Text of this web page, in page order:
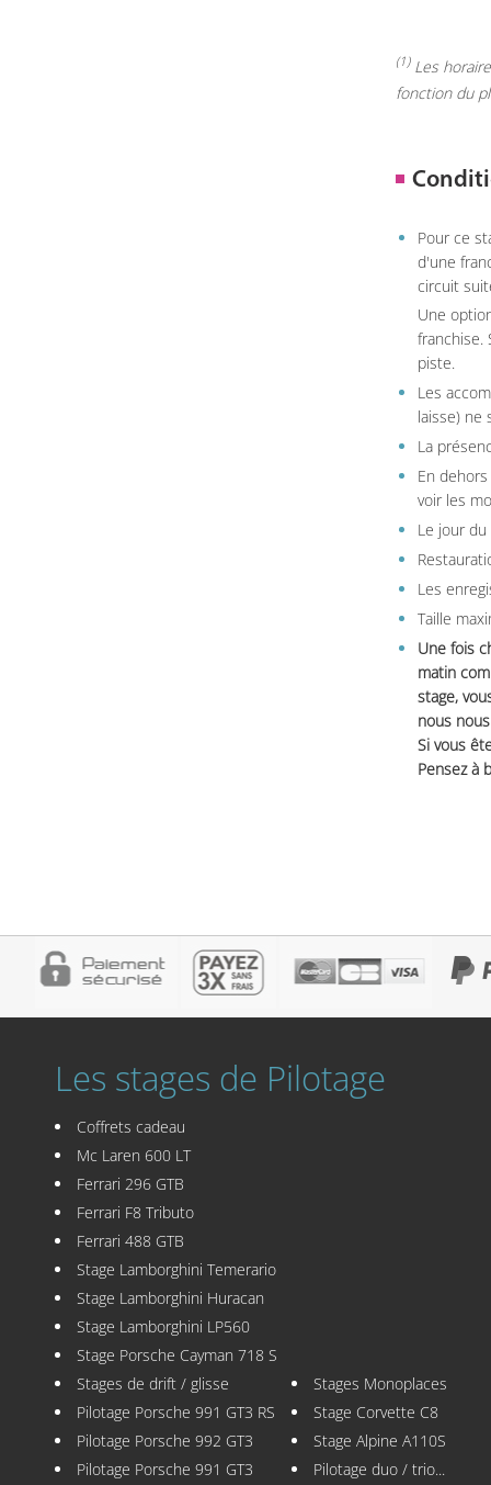
(1)Les
fonction du
Pour ce
d'une
circuit
Une
franchise.
piste.
Les
laisse) ne
La
En
voir les
Le jour
Les
Taille
Une fois
matin
stage,
nous
Si vous
Pensez à
Les stages de Pilotage
Coffrets cadeau
Mc Laren 600 LT
Ferrari 296 GTB
Ferrari F8 Tributo
Ferrari 488 GTB
Stage Lamborghini Temerario
Stage Lamborghini Huracan
Stage Lamborghini LP560
Stage Porsche Cayman 718 S
Stages de drift / glisse
Pilotage Porsche 991 GT3 RS
Pilotage Porsche 992 GT3
Pilotage Porsche 991 GT3
Stages Monoplaces
Stage Corvette C8
Stage Alpine A110S
Pilotage duo / trio...